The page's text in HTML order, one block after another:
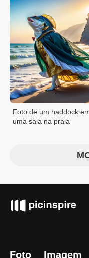
Foto de um haddock
uma saia na praia
Foto Imagem